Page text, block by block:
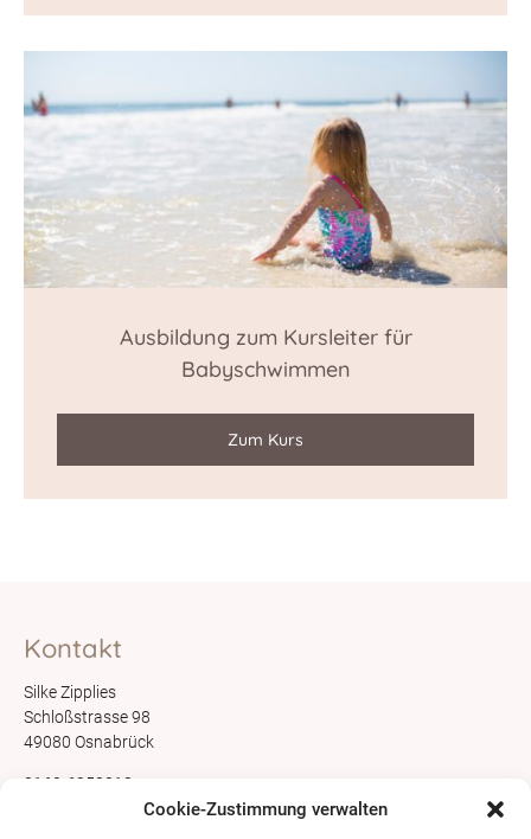
Cookie-Zustimmung verwalten
Ausbildung zum Kursleiter für
Babyschwimmen
Zum Kurs
Kontakt
Silke Zipplies
Schloßstrasse 98
49080 Osnabrück
0162-6950018
info@babyzeit-os.de